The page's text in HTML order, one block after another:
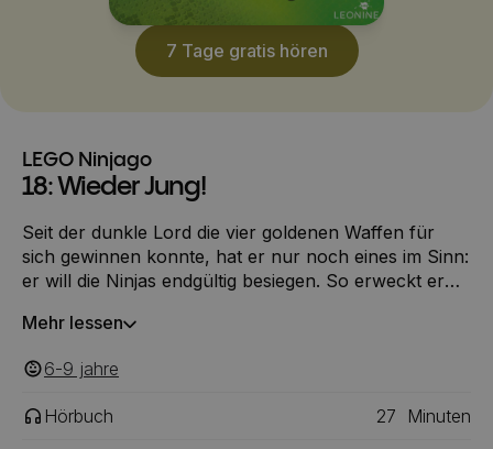
7 Tage gratis hören
LEGO Ninjago
18: Wieder Jung!
Seit der dunkle Lord die vier goldenen Waffen für
sich gewinnen konnte, hat er nur noch eines im Sinn:
er will die Ninjas endgültig besiegen. So erweckt er
aus längst vergangenen Zeiten wieder zum Leben,
anzutreten.
Mehr lessen
6-9 ‎‎ jahre
Hörbuch 27 Minuten